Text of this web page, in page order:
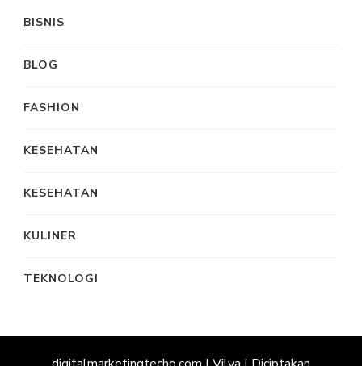
BISNIS
BLOG
FASHION
KESEHATAN
KESEHATAN
KULINER
TEKNOLOGI